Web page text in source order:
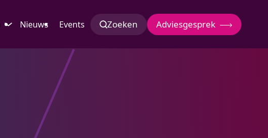
Nieuws Events Zoeken Adviesgesprek